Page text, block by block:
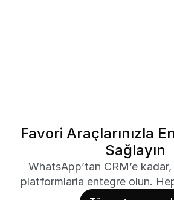
Favori Araçlarınızla
Sağlayın
WhatsApp’tan CRM’e
platformlarla entegre olun.